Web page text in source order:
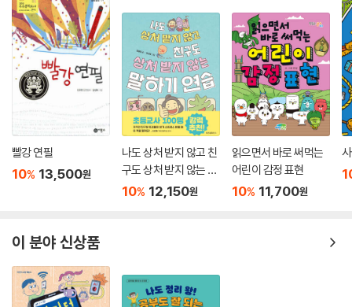
빨강 연필
10% 13,500원
나도 상처 받지 않고 친
구도 상처 받지 않는 말
하기 연습
10% 12,150원
읽으면서 바로 써먹는
어린이 감정 표현
10% 11,700원
이 분야 신상품